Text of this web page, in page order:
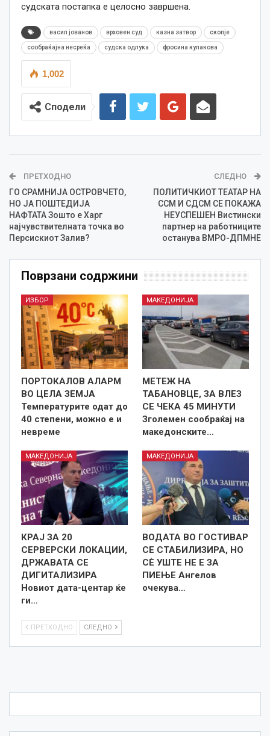
судската постапка е целосно завршена.
васил јованов врховен суд казна затвор скопје
сообраќајна несреќа судска одлука фросина кулакова
1,002
Сподели
ПРЕТХОДНО
ГО СРАМНИЈА ОСТРОВЧЕТО,
НО ЈА ПОШТЕДИЈА
НАФТАТА Зошто е Харг
најчувствителната точка во
Персискиот Залив?
СЛЕДНО
ПОЛИТИЧКИОТ ТЕАТАР НА
ССМ И СДСМ СЕ ПОКАЖА
НЕУСПЕШЕН Вистински
партнер на работниците
останува ВМРО-ДПМНЕ
Поврзани содржини
ИЗБОР
ПОРТОКАЛОВ АЛАРМ
ВО ЦЕЛА ЗЕМЈА
Температурите одат до
40 степени, можно е и
невреме
МАКЕДОНИЈА
МЕТЕЖ НА
ТАБАНОВЦЕ, ЗА ВЛЕЗ
СЕ ЧЕКА 45 МИНУТИ
Зголемен сообраќај на
македонските…
МАКЕДОНИЈА
КРАЈ ЗА 20
СЕРВЕРСКИ ЛОКАЦИИ,
ДРЖАВАТА СЕ
ДИГИТАЛИЗИРА
Новиот дата-центар ќе
ги…
МАКЕДОНИЈА
ВОДАТА ВО ГОСТИВАР
СЕ СТАБИЛИЗИРА, НО
СÈ УШТЕ НЕ Е ЗА
ПИЕЊЕ Ангелов
очекува…
ПРЕТХОДНО СЛЕДНО